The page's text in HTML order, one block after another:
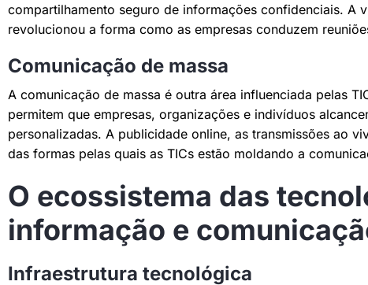
compartilhamento seguro de informações confidenciais. A
revolucionou a forma como as empresas conduzem
Comunicação de massa
A comunicação de massa é outra área influenciada pelas
permitem que empresas, organizações e indivíduos
personalizadas. A publicidade online, as transmissões ao
das formas pelas quais as TICs estão moldando a
O ecossistema das
informação e
Infraestrutura tecnológica